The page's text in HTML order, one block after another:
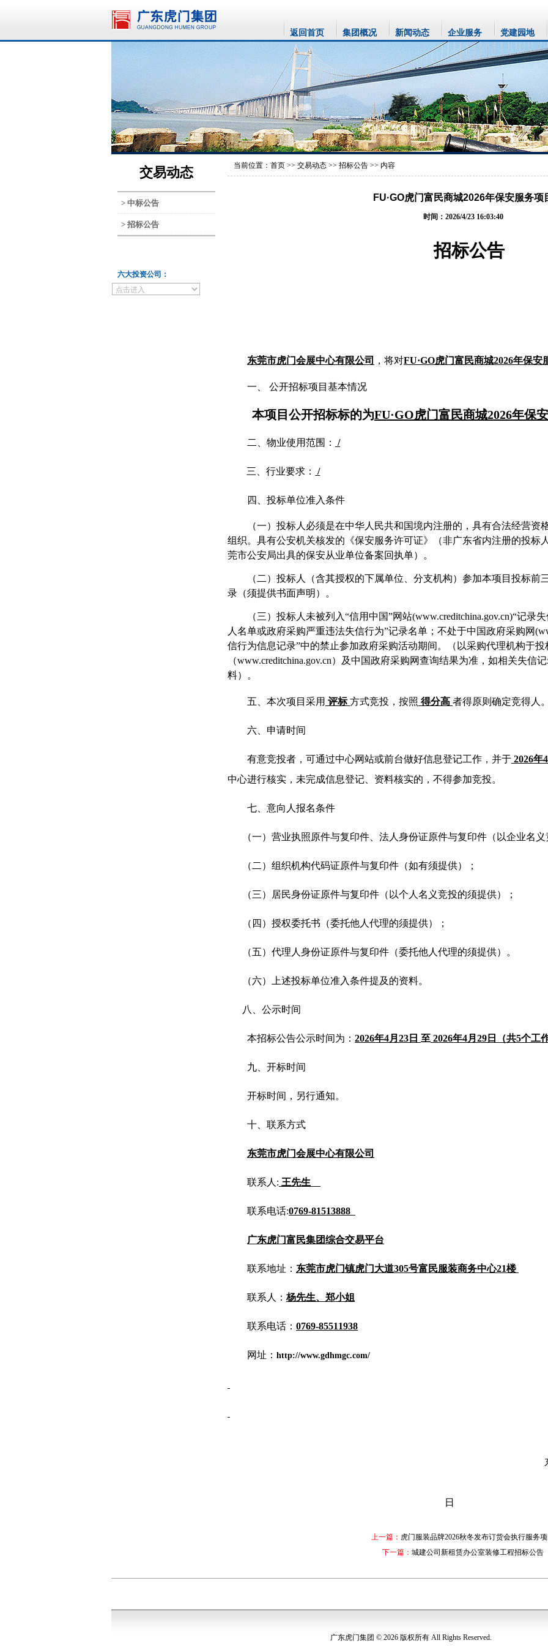
返回首页 集团概况 新闻动态 企业服务 党建园地
交易动态
> 中标公告
> 招标公告
六大投资公司：
当前位置： 首页 >> 交易动态 >> 招标公告 >> 内容
FU·GO虎门富民商城2026年保安服务项
时间：2026/4/23 16:03:40
招标公告
东莞市虎门会展中心有限公司 ，将对FU·GO虎门富民商城2026年保安
一、 公开招标项目基本情况
本项目公开招标标的为FU·GO虎门富民商城2026年保
二、物业使用范围： /
三、行业要求： /
四、投标单位准入条件
（一） 投标人必须是在中华人民共和国境内注册的，具有合法经营资
组织。具有公安机关核发的《保安服务许可证》（非广东省内注册的投标
莞市公安局出具的保安从业单位备案回执单）。
（二） 投标人（含其授权的下属单位、分支机构）参加本项目投标前
录（须提供书面声明）。
（三）投标人未被列入“信用中国”网站(www.creditchina.gov.cn)“记录
人名单或政府采购严重违法失信行为”记录名单；不处于中国政府采购网
信行为信息记录”中的禁止参加政府采购活动期间。（以采购代理机构于
（www.creditchina.gov.cn）及中国政府采购网查询结果为准，如相关失信
料）。
五、本次项目采用 评标 方式竞投，按照 得分高 者得原则确定竞得人。
六、申请时间
有意竞投者，可通过中心网站或前台做好信息登记工作，并于 2026年4
中心进行核实，未完成信息登记、资料核实的，不得参加竞投。
七、意向人报名条件
（一）营业执照原件与复印件、法人身份证原件与复印件（以企业名义
（二）组织机构代码证原件与复印件（如有须提供）；
（三）居民身份证原件与复印件（以个人名义竞投的须提供）；
（四）授权委托书（委托他人代理的须提供）；
（五）代理人身份证原件与复印件（委托他人代理的须提供）。
（六） 上述投标单位准入条件提及的资料。
八、公示时间
本招标公告公示时间为： 2026年4月 23 日 至 2026年4月 29 日（共5个工
九、开标时间
开标时间，另行通知。
十、联系方式
东莞市虎门会展中心有限公司
联系人 : 王先生
联系电话:0769-81513888
广东虎门富民集团综合交易平台
联系地址： 东莞市虎门镇虎门大道305号富民服装商务中心21楼
联系人： 杨先生、 郑小姐
联系电话： 0769-85511938
网址： http://www.gdhmgc.com/
日
上一篇： 虎门服装品牌2026秋冬发布订货会执行服务项
下一篇： 城建公司新租赁办公室装修工程招标公告
广东虎门集团 © 2026 版权所有 All Rights Reserved.